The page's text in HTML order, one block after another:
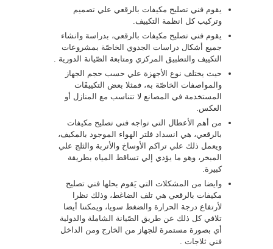
يقوم فني تصليح مكيفات بالرقعي علي تصميم
وتركيب كل انظمة التكييف.
يقوم فني تصليح مكيفات بالرقعي، بدراسة وانشاء
جميع أشكال دراسات الجدوي الخاصّة بمشروعات
التكييف والتطبيق المركزي ومتابعة الصّيانة الدورية .
حيث يختلف نوع الأجهزة علي حسب حجم الجهاز
والمواصفات الخاصّة به، فمثلا بعض التكييفَات
المستخدمة في المصانع لا تتناسب مع المنازل أو
العكس.
من أهم الأعطال التي تواجه فني تصليح مكيفات
بالرقعي، هي انسداد فلتر الهواء الموجود بالمكيف،
ويعمل ذلك علي تراكم الأوساخ والأتربة والثلج علي
المبخر، وهو ما يؤدي إلي تساقط المياه بطريقة
كبيرة.
وايضا من المشكلات التي يَقوم بحلها فني تصليح
مكيفات بالرقعي هي تلف الضاغط، وذلك نظرا
لأرتفاع درجة الحرارة والضغط سويا، ويمكننا أيضا
تلافي كل ذلك عن طريق الصّيانة الشاملة والدولية
أي بصورة مستمرة للجهاز من الخارج ومن الداخل
فني ثلاجات